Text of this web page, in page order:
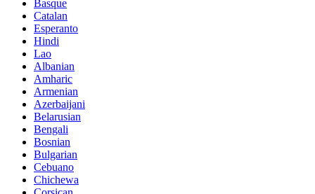
Basque
Catalan
Esperanto
Hindi
Lao
Albanian
Amharic
Armenian
Azerbaijani
Belarusian
Bengali
Bosnian
Bulgarian
Cebuano
Chichewa